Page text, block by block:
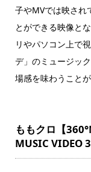
子やMVでは映され
とができる映像と
リやパソコン上で
デ」のミュージッ
場感を味わうことが
ももクロ【
MUSIC VIDEO